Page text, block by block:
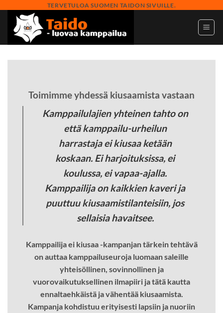
content
TERVETULOA SUOMEN TAIDON SIVUILLE.
Toimimme yhdessä kiusaamista vastaan
Kamppailulajien yhteinen tahto on
että kamppailu-urheilun
harrastaja ei kiusaa ketään
koskaan. Ei harjoituksissa, ei
koulussa, ei vapaa-ajalla.
Kamppailija on kaikkien kaveri ja
puuttuu kiusaamistilanteisiin, jos
sellaisia havaitsee.
Kamppailija ei kiusaa -kampanjan tärkein tehtävä
on auttaa kamppailuseuroja luomaan saleille
yhteisöllinen, sovinnollinen ja
vuorovaikutuksellinen ilmapiiri ja tätä kautta
ennaltaehkäistä ja vähentää kiusaamista.
Kampanja kohdistuu erityisesti lapsiin ja nuoriin